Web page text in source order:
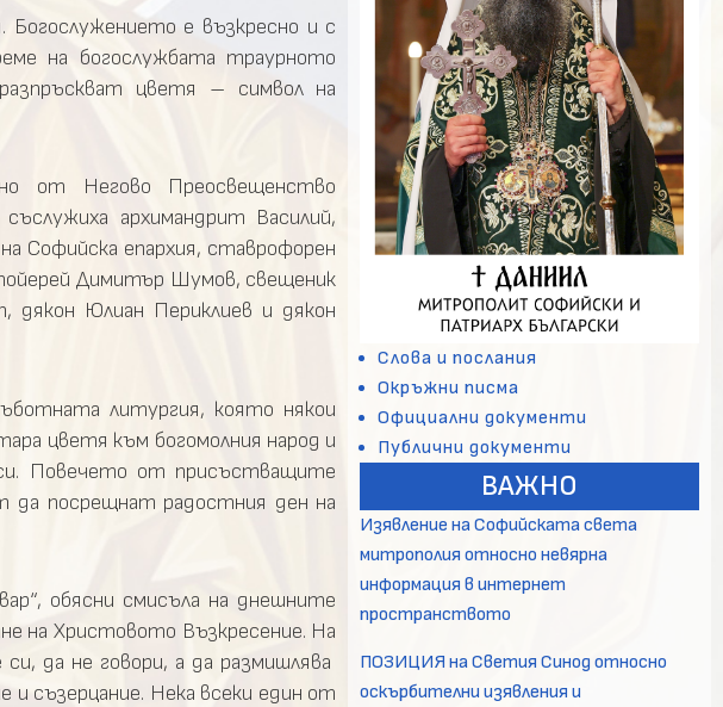
е възкресно и с
на богослужбата траурното
цветя – символ на
от Негово Преосвещенство
архимандрит Василий,
Софийска епархия, ставрофорен
Димитър Шумов, свещеник
дякон Юлиан Периклиев и дякон
литургия, която някои
цветя към богомолния народ и
Повечето от присъстващите
да посрещнат радостния ден на
обясни смисъла на днешните
на Христовото Възкресение. На
да не говори, а да размишлява
и съзерцание. Нека всеки един от
Слова и послания
Окръжни писма
Официални документи
Публични документи
ВАЖНО
Изявление на Софийската света
митрополия относно невярна
информация в интернет
пространството
ПОЗИЦИЯ на Светия Синод относно
оскърбителни изявления и